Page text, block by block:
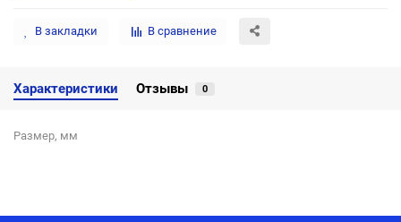
В закладки В сравнение
Характеристики Отзывы 0
Размер, мм